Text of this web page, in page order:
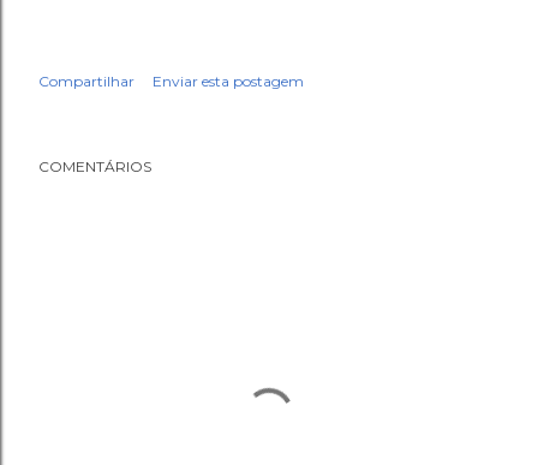
Compartilhar Enviar esta postagem
COMENTÁRIOS